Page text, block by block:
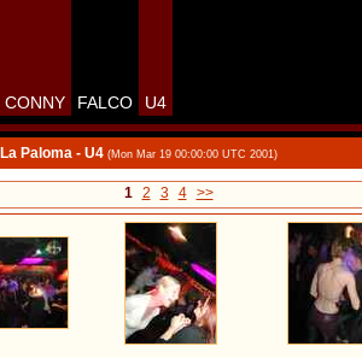
CONNY FALCO U4
La Paloma - U4 (Mon Mar 19 00:00:00 UTC 2001)
1 2 3 4 >>